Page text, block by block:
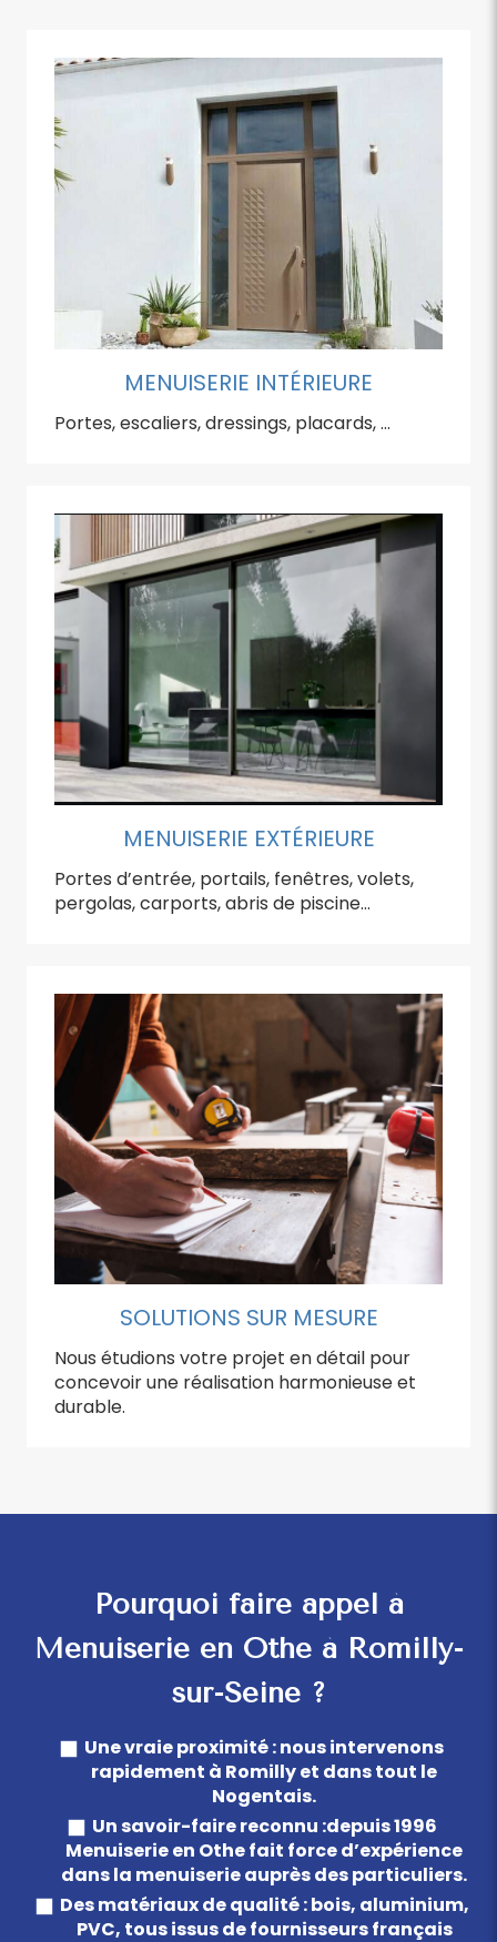
MENUISERIE INTÉRIEURE
Portes, escaliers, dressings, placards, …
MENUISERIE EXTÉRIEURE
Portes d’entrée, portails, fenêtres, volets,
pergolas, carports, abris de piscine…
SOLUTIONS SUR MESURE
Nous étudions votre projet en détail pour
concevoir une réalisation harmonieuse et
durable.
Pourquoi faire appel à
Menuiserie en Othe à Romilly-
sur-Seine ?
Une vraie proximité : nous intervenons
rapidement à Romilly et dans tout le
Nogentais.
Un savoir-faire reconnu :depuis 1996
Menuiserie en Othe fait force d’expérience
dans la menuiserie auprès des particuliers.
Des matériaux de qualité : bois, aluminium,
PVC, tous issus de fournisseurs français